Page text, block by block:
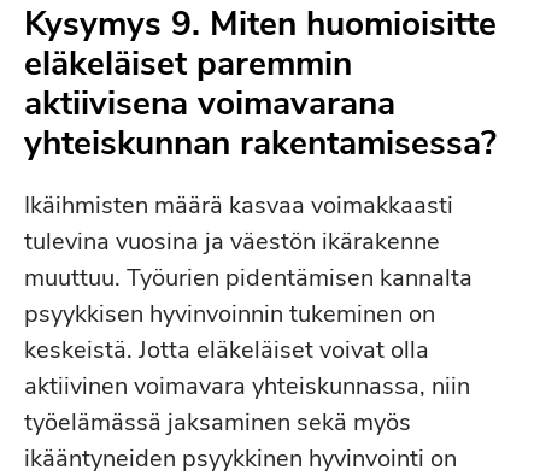
Kysymys 9. Miten huomioisitte
eläkeläiset paremmin
aktiivisena voimavarana
yhteiskunnan rakentamisessa?
Ikäihmisten määrä kasvaa voimakkaasti
tulevina vuosina ja väestön ikärakenne
muuttuu. Työurien pidentämisen kannalta
psyykkisen hyvinvoinnin tukeminen on
keskeistä. Jotta eläkeläiset voivat olla
aktiivinen voimavara yhteiskunnassa, niin
työelämässä jaksaminen sekä myös
ikääntyneiden psyykkinen hyvinvointi on